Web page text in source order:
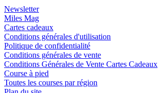
Newsletter
Miles Mag
Cartes cadeaux
Conditions générales d'utilisation
Politique de confidentialité
Conditions générales de vente
Conditions Générales de Vente Cartes Cadeaux
Course à pied
Toutes les courses par région